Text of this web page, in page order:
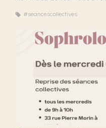
#seancescollectives